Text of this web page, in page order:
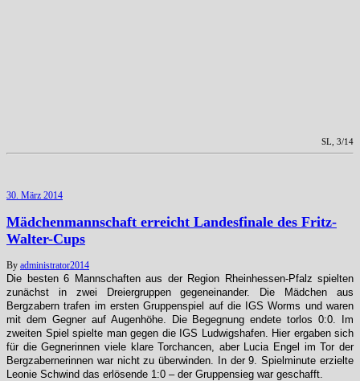
SL, 3/14
30. März 2014
Mädchenmannschaft erreicht Landesfinale des Fritz-
Walter-Cups
By administrator2014
Die besten 6 Mannschaften aus der Region Rheinhessen-Pfalz spielten
zunächst in zwei Dreiergruppen gegeneinander. Die Mädchen aus
Bergzabern trafen im ersten Gruppenspiel auf die IGS Worms und waren
mit dem Gegner auf Augenhöhe. Die Begegnung endete torlos 0:0. Im
zweiten Spiel spielte man gegen die IGS Ludwigshafen. Hier ergaben sich
für die Gegnerinnen viele klare Torchancen, aber Lucia Engel im Tor der
Bergzabernerinnen war nicht zu überwinden. In der 9. Spielminute erzielte
Leonie Schwind das erlösende 1:0 – der Gruppensieg war geschafft.